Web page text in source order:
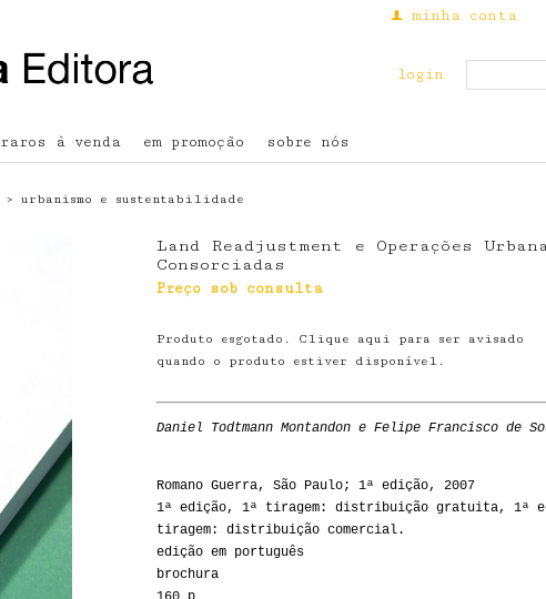
f minha conta
login
raros à venda em promoção sobre nós
› urbanismo e sustentabilidade
Land Readjustment e Operações
Consorciadas
Preço sob consulta
Produto esgotado. Clique aqui para ser avisado
quando o produto estiver disponível.
Daniel Todtmann Montandon e Felipe Francisco de
Romano Guerra, São Paulo; 1ª edição, 2007
1ª edição, 1ª tiragem: distribuição gratuita, 1ª
tiragem: distribuição comercial.
edição em português
brochura